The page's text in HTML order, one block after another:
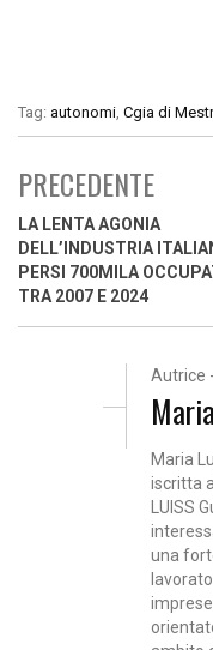
Tag: autonomi, Cgia di
PRECEDENTE
LA LENTA AGONIA
DELL’INDUSTRIA
PERSI 700MILA
TRA 2007 E 2024
Autrice
Maria
iscritta
LUISS
una